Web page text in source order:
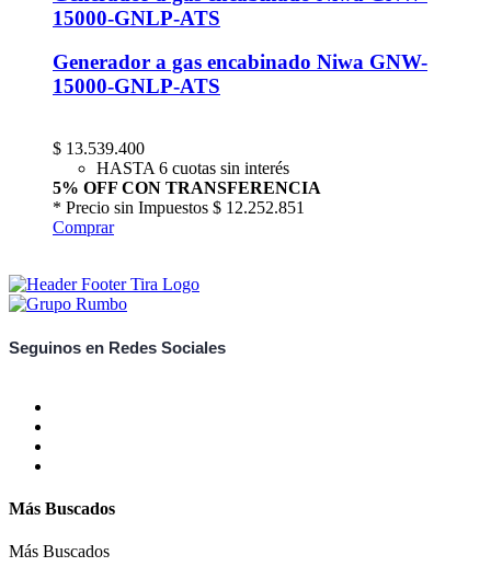
15000-GNLP-ATS
Generador a gas encabinado Niwa GNW-
15000-GNLP-ATS
$ 13.539.400
HASTA 6 cuotas sin interés
5% OFF CON TRANSFERENCIA
* Precio sin Impuestos $ 12.252.851
Comprar
Seguinos en Redes Sociales
Más Buscados
Más Buscados